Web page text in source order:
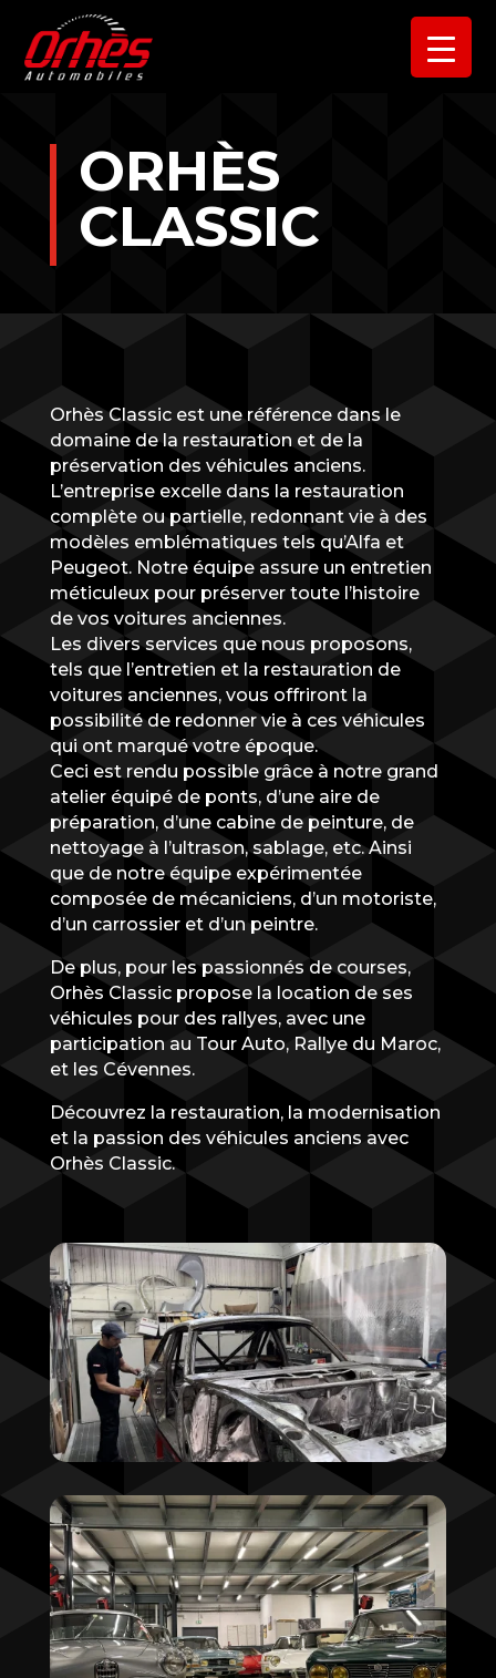
ORHÈS
CLASSIC
Orhès Classic est une référence dans le
domaine de la restauration et de la
préservation des véhicules anciens.
L’entreprise excelle dans la restauration
complète ou partielle, redonnant vie à des
modèles emblématiques tels qu’Alfa et
Peugeot. Notre équipe assure un entretien
méticuleux pour préserver toute l’histoire
de vos voitures anciennes.
Les divers services que nous proposons,
tels que l’entretien et la restauration de
voitures anciennes, vous offriront la
possibilité de redonner vie à ces véhicules
qui ont marqué votre époque.
Ceci est rendu possible grâce à notre grand
atelier équipé de ponts, d’une aire de
préparation, d’une cabine de peinture, de
nettoyage à l’ultrason, sablage, etc. Ainsi
que de notre équipe expérimentée
composée de mécaniciens, d’un motoriste,
d’un carrossier et d’un peintre.
De plus, pour les passionnés de courses,
Orhès Classic propose la location de ses
véhicules pour des rallyes, avec une
participation au Tour Auto, Rallye du Maroc,
et les Cévennes.
Découvrez la restauration, la modernisation
et la passion des véhicules anciens avec
Orhès Classic.